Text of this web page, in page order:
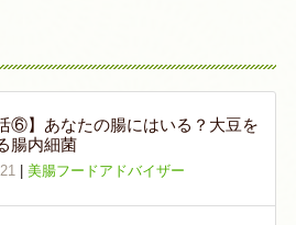
⑥】あなたの腸にはいる？大豆を
腸内細菌
| 美腸フードアドバイザー